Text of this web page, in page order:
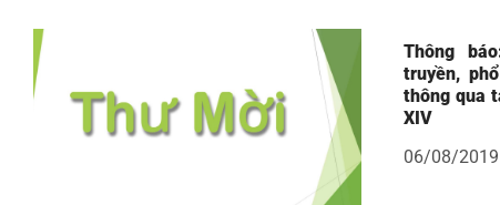
Thông
truyền,
thông qua
XIV
06/08/2019